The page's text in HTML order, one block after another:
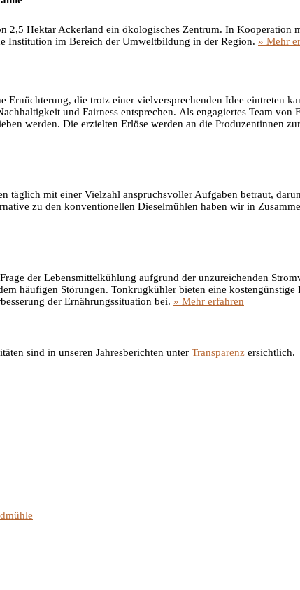
2,5 Hektar Ackerland ein ökologisches Zentrum. In
Institution im Bereich der Umweltbildung in der Region. » Mehr
Ernüchterung, die trotz einer vielversprechenden Idee eintreten
und Fairness entsprechen. Als engagiertes Team
werden. Die erzielten Erlöse werden an die Produzentinnen
täglich mit einer Vielzahl anspruchsvoller Aufgaben betraut,
zu den konventionellen Dieselmühlen haben wir in
der Lebensmittelkühlung aufgrund der unzureichenden
häufigen Störungen. Tonkrugkühler bieten eine
der Ernährungssituation bei. » Mehr erfahren
sind in unseren Jahresberichten unter Transparenz ersichtlich.